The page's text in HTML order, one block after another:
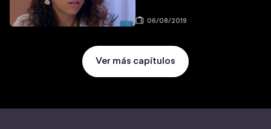
06/08/2019
Ver más capítulos